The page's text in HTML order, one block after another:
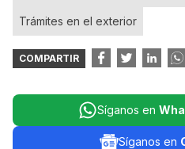
Trámites en el exterior
COMPARTIR
Síganos en
Síganos en